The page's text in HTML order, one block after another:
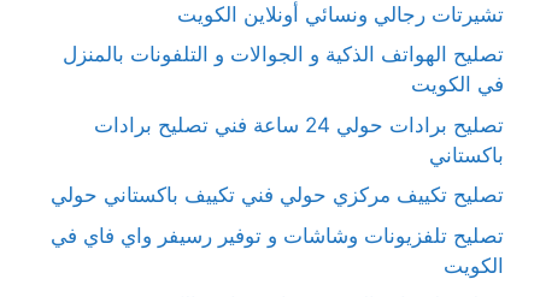
تشيرتات رجالي ونسائي أونلاين الكويت
تصليح الهواتف الذكية و الجوالات و التلفونات بالمنزل
في الكويت
تصليح برادات حولي 24 ساعة فني تصليح برادات
باكستاني
تصليح تكييف مركزي حولي فني تكييف باكستاني حولي
تصليح تلفزيونات وشاشات و توفير رسيفر واي فاي في
الكويت